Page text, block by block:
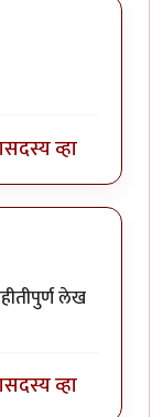
सदस्य व्हा
लेख
सदस्य व्हा